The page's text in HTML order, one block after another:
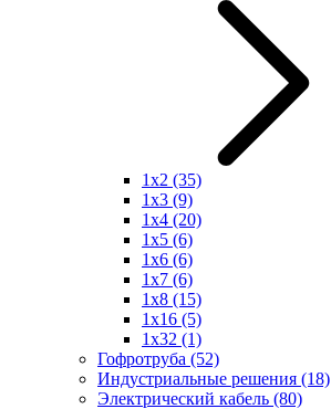
1x2 (35)
1x3 (9)
1x4 (20)
1x5 (6)
1x6 (6)
1x7 (6)
1x8 (15)
1x16 (5)
1x32 (1)
Гофротруба (52)
Индустриальные решения (18)
Электрический кабель (80)